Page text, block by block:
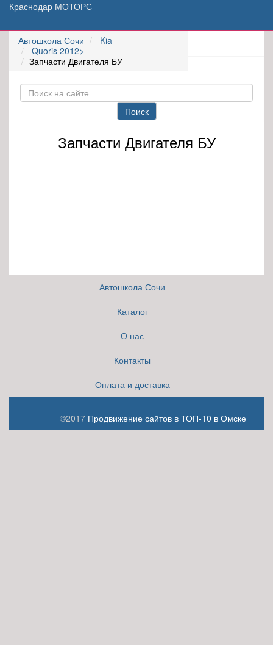
Краснодар МОТОРС
Автошкола Сочи
Kia
Quoris 2012>
Запчасти Двигателя БУ
Поиск
Запчасти Двигателя БУ
Автошкола Сочи
Каталог
О нас
Контакты
Оплата и доставка
©2017 Продвижение сайтов в ТОП-10 в Омске